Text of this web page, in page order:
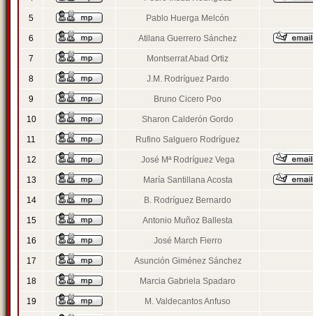
5 Pablo Huerga Melcón
6 Atilana Guerrero Sánchez
7 Montserrat Abad Ortiz
8 J.M. Rodríguez Pardo
9 Bruno Cicero Poo
10 Sharon Calderón Gordo
11 Rufino Salguero Rodríguez
12 José Mª Rodríguez Vega
13 María Santillana Acosta
14 B. Rodríguez Bernardo
15 Antonio Muñoz Ballesta
16 José March Fierro
17 Asunción Giménez Sánchez
18 Marcia Gabriela Spadaro
19 M. Valdecantos Anfuso